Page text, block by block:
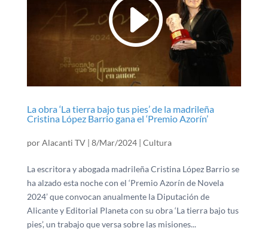
La obra ‘La tierra bajo tus pies’ de la madrileña
Cristina López Barrio gana el ‘Premio Azorín’
porAlacanti TV| 8/Mar/2024| Cultura
La escritora y abogada madrileña Cristina López Barrio se
ha alzado esta noche con el ‘Premio Azorín de Novela
2024’ que convocan anualmente la Diputación de
Alicante y Editorial Planeta con su obra ‘La tierra bajo tus
pies’, un trabajo que versa sobre las misiones...